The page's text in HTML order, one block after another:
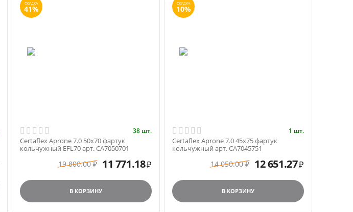
СКИДКА
41%
38 шт.
Certaflex Aprone 7.0 50х70 фартук
кольчужный EFL70 арт. CA7050701
19 800.00 ₽ 11 771.18₽
В КОРЗИНУ
СКИДКА
10%
1 шт.
Certaflex Aprone 7.0 45х75 фартук
кольчужный арт. CA7045751
14 050.00 ₽ 12 651.27₽
В КОРЗИНУ